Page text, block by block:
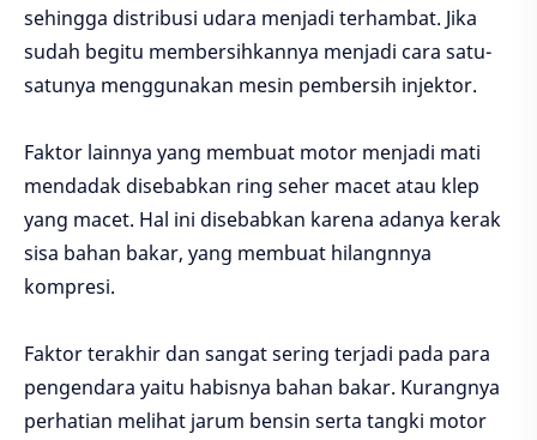
sehingga distribusi udara menjadi terhambat. Jika
sudah begitu membersihkannya menjadi cara satu-
satunya menggunakan mesin pembersih injektor.
Faktor lainnya yang membuat motor menjadi mati
mendadak disebabkan ring seher macet atau klep
yang macet. Hal ini disebabkan karena adanya kerak
sisa bahan bakar, yang membuat hilangnnya
kompresi.
Faktor terakhir dan sangat sering terjadi pada para
pengendara yaitu habisnya bahan bakar. Kurangnya
perhatian melihat jarum bensin serta tangki motor